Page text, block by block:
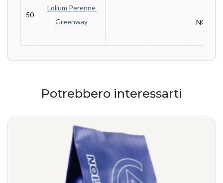
50
Lolium Perenne
Greenway
Potrebbero interessarti